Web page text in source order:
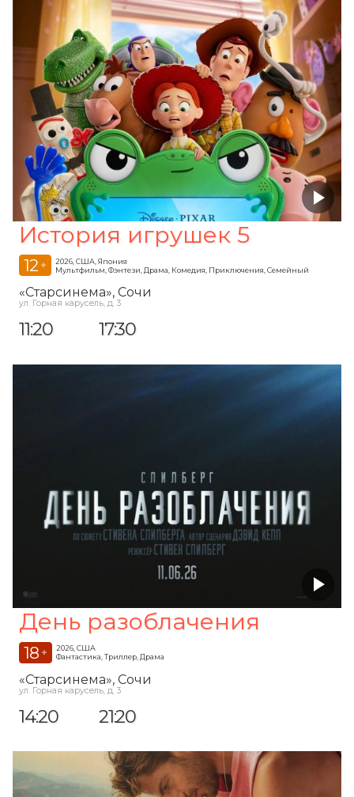
История игрушек 5
12 +
2026, США, Япония
Мультфильм, Фэнтези, Драма, Комедия, Приключения, Семейный
«Старсинема», Сочи
ул. Горная карусель, д. 3
11:20 17:30
День разоблачения
18 +
2026, США
Фантастика, Триллер, Драма
«Старсинема», Сочи
ул. Горная карусель, д. 3
14:20 21:20